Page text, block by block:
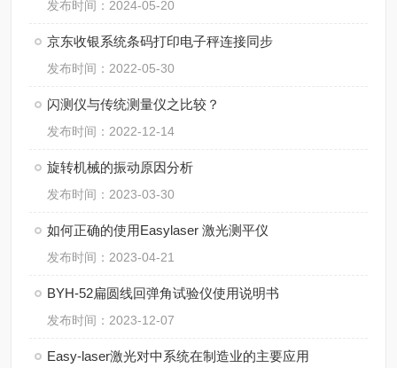
发布时间：2024-05-20
京东收银系统条码打印电子秤连接同步
发布时间：2022-05-30
闪测仪与传统测量仪之比较？
发布时间：2022-12-14
旋转机械的振动原因分析
发布时间：2023-03-30
如何正确的使用Easylaser 激光测平仪
发布时间：2023-04-21
BYH-52扁圆线回弹角试验仪使用说明书
发布时间：2023-12-07
Easy-laser激光对中系统在制造业的主要应用